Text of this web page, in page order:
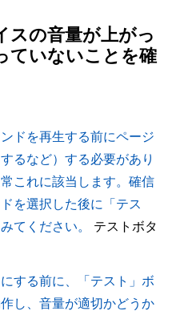
スの音量が上がっ
ていないことを確
ドを再生する前にページ
るなど）する必要があり
これに該当します。確信
を選択した後に「テス
てください。
テストボタ
する前に、「テスト」ボ
し、音量が適切かどうか